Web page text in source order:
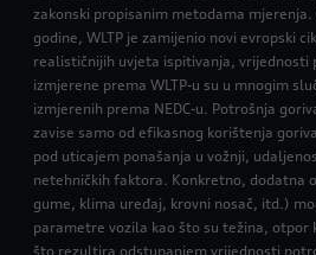
zakonski propisanim metodama
godine, WLTP je zamijenio novi evropski
realističnijih uvjeta ispitivanja, vrijednosti
izmjerene prema WLTP-u su u mnogim
izmjerenih prema NEDC-u. Potrošnja
zavise samo od efikasnog korištenja
pod uticajem ponašanja u vožnji,
netehničkih faktora. Konkretno, dodatna
gume, klima uređaj, krovni nosač, itd.)
parametre vozila kao što su težina, otpor
što rezultira odstupanjem vrijednosti